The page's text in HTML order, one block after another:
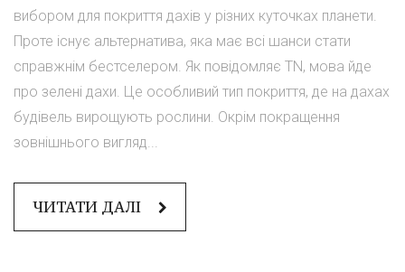
вибором для покриття дахів у різних куточках планети.
Проте існує альтернатива, яка має всі шанси стати
справжнім бестселером. Як повідомляє TN, мова йде
про зелені дахи. Це особливий тип покриття, де на дахах
будівель вирощують рослини. Окрім покращення
зовнішнього вигляд...
ЧИТАТИ ДАЛІ